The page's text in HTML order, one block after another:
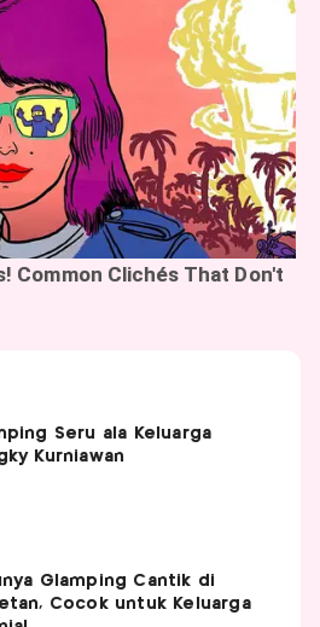
Seru ala Keluarga
Kurniawan
Glamping Cantik di
Cocok untuk Keluarga